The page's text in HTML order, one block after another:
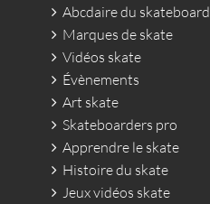
Abcdaire du skateboard
Marques de skate
Vidéos skate
Évènements
Art skate
Skateboarders pro
Apprendre le skate
Histoire du skate
Jeux vidéos skate